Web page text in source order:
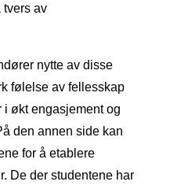
tvers av
nytte av disse
følelse av fellesskap
i økt engasjement og
den annen side kan
for å etablere
De der studentene har